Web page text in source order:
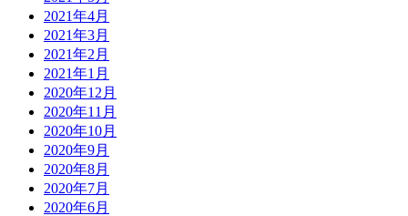
2021年4月
2021年3月
2021年2月
2021年1月
2020年12月
2020年11月
2020年10月
2020年9月
2020年8月
2020年7月
2020年6月